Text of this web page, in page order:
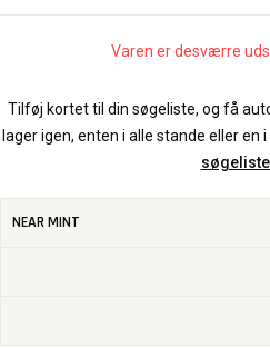
Varen er desværre
Tilføj kortet til din søgeliste, og få
lager igen, enten i alle stande eller en i
NEAR MINT